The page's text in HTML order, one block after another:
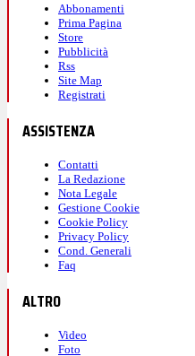
Abbonamenti
Prima Pagina
Store
Pubblicità
Rss
Site Map
Registrati
ASSISTENZA
Contatti
La Redazione
Nota Legale
Gestione Cookie
Cookie Policy
Privacy Policy
Cond. Generali
Faq
ALTRO
Video
Foto